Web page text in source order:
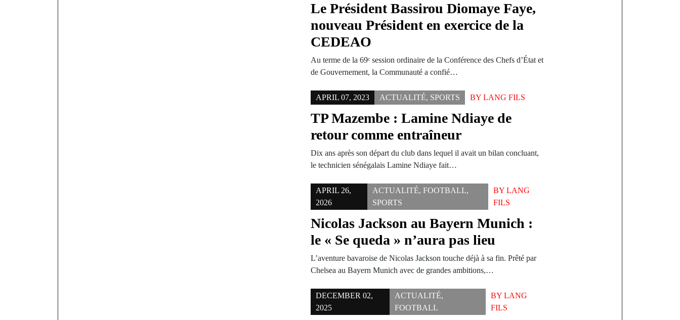
Le Président Bassirou Diomaye Faye,
nouveau Président en exercice de la
CEDEAO
Au terme de la 69ᵉ session ordinaire de la Conférence des Chefs d’État et
de Gouvernement, la Communauté a confié…
APRIL 07, 2023 ACTUALITÉ, SPORTS BYLANG FILS
TP Mazembe : Lamine Ndiaye de
retour comme entraîneur
Dix ans après son départ du club dans lequel il avait un bilan concluant,
le technicien sénégalais Lamine Ndiaye fait…
APRIL 26,
2026
ACTUALITÉ, FOOTBALL,
SPORTS
BY LANG
FILS
Nicolas Jackson au Bayern Munich :
le « Se queda » n’aura pas lieu
L’aventure bavaroise de Nicolas Jackson touche déjà à sa fin. Prêté par
Chelsea au Bayern Munich avec de grandes ambitions,…
DECEMBER 02,
2025
ACTUALITÉ,
FOOTBALL
BY LANG
FILS